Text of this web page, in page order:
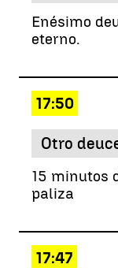
Enésimo
eterno.
17:50
Otro
15 minutos
paliza
17:47